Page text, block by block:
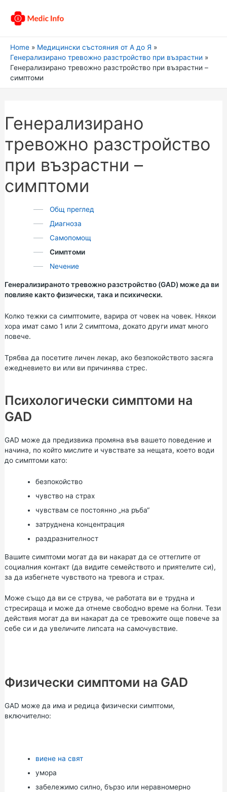
Home
Медицински състояния от А до Я
Генерализирано тревожно разстройство при възрастни
Генерализирано тревожно разстройство при възрастни –
симптоми
Генерализирано
тревожно разстройство
при възрастни –
симптоми
Общ преглед
Диагноза
Самопомощ
Симптоми
Nечение
Генерализираното тревожно разстройство (GAD) може да ви
повлияе както физически, така и психически.
Колко тежки са симптомите, варира от човек на човек. Някои
хора имат само 1 или 2 симптома, докато други имат много
повече.
Трябва да посетите личен лекар, ако безпокойството засяга
ежедневието ви или ви причинява стрес.
Психологически симптоми на
GAD
GAD може да предизвика промяна във вашето поведение и
начина, по който мислите и чувствате за нещата, което води
до симптоми като:
безпокойство
чувство на страх
чувствам се постоянно „на ръба“
затруднена концентрация
раздразнителност
Вашите симптоми могат да ви накарат да се оттеглите от
социалния контакт (да видите семейството и приятелите си),
за да избегнете чувството на тревога и страх.
Може също да ви се струва, че работата ви е трудна и
стресираща и може да отнеме свободно време на болни. Тези
действия могат да ви накарат да се тревожите още повече за
себе си и да увеличите липсата на самочувствие.
Физически симптоми на GAD
GAD може да има и редица физически симптоми,
включително:
виене на свят
умора
забележимо силно, бързо или неравномерно